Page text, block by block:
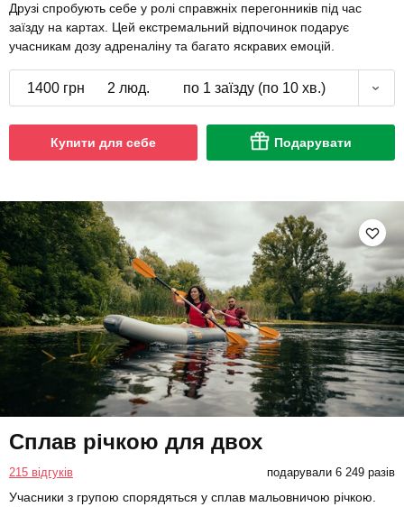
Друзі спробують себе у ролі справжніх перегонників під час
заїзду на картах. Цей екстремальний відпочинок подарує
учасникам дозу адреналіну та багато яскравих емоцій.
1400 грн 2 люд. по 1 заїзду (по 10 хв.)
Купити для себе Подарувати
Сплав річкою для двох
215 відгуків подарували 6 249 разів
Учасники з групою спорядяться у сплав мальовничою річкою.